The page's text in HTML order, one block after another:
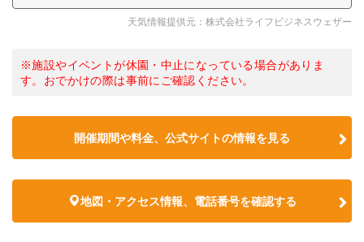
天気情報提供元：株式会社ライフビジネスウェザー
※施設やイベントが休園・中止になっている場合がありま
す。おでかけの際は事前にご確認ください。
開催期間や料金、公式サイトの情報を見る
地図・アクセス情報、電話番号を確認する